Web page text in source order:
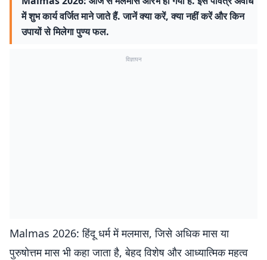
में शुभ कार्य वर्जित माने जाते हैं. जानें क्या करें, क्या नहीं करें और किन
उपायों से मिलेगा पुण्य फल.
विज्ञापन
Malmas 2026: हिंदू धर्म में मलमास, जिसे अधिक मास या
पुरुषोत्तम मास भी कहा जाता है, बेहद विशेष और आध्यात्मिक महत्व